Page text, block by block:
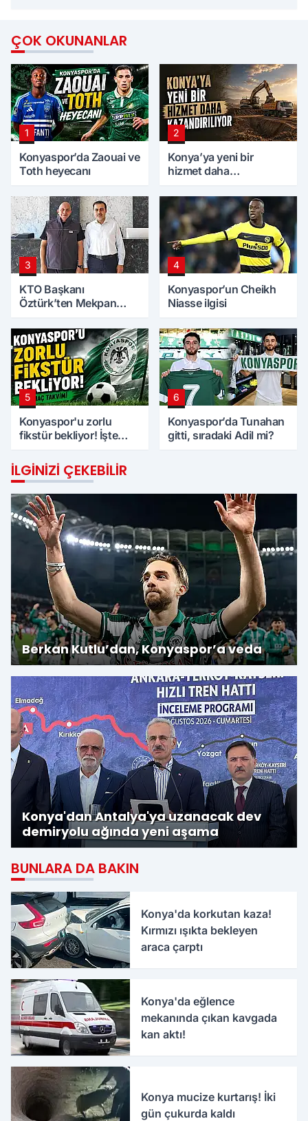
ÇOK OKUNANLAR
1
Konyaspor’da Zaouai ve
Toth heyecanı
2
Konya’ya yeni bir
hizmet daha
3
KTO Başkanı
Öztürk’ten Mekpan
4
Konyaspor’un Cheikh
Niasse ilgisi
5
Konyaspor'u zorlu
fikstür bekliyor! İşte
6
Konyaspor’da Tunahan
gitti, sıradaki Adil mi?
İLGINIZI ÇEKEBILIR
Berkan Kutlu’dan, Konyaspor’a veda
Konya'dan Antalya'ya uzanacak dev
demiryolu ağında yeni aşama
BUNLARA DA BAKIN
Konya'da korkutan kaza!
Kırmızı ışıkta bekleyen
araca çarptı
Konya'da eğlence
mekanında çıkan kavgada
kan aktı!
Konya mucize kurtarış! İki
gün çukurda kaldı